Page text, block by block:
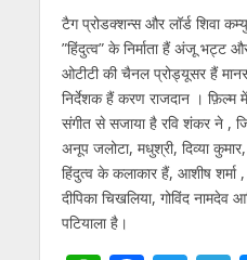
टैग प्रोडक्शन्स और लॉर्ड शिवा
”हिंदुत्व” के निर्माता हैं अंजू भट्ट
ओटीटी की चैनल प्रोड्यूसर हैं
निर्देशक हैं करण राजदान । फ़िल्म
संगीत से सजाया है रवि शंकर ने ,
अनूप जलोटा, मधुश्री, दिव्या
हिंदुत्व के कलाकार हैं, आशीष शर्मा ,
दीपिका चिखलिया, गोविंद
पटियाला है।